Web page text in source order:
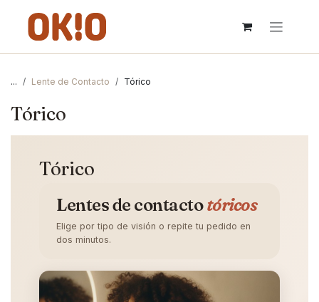
... Lente de Contacto Tórico
Tórico
Tórico
Lentes de contactotóricos
Elige por tipo de visión o repite tu pedido en
dos minutos.